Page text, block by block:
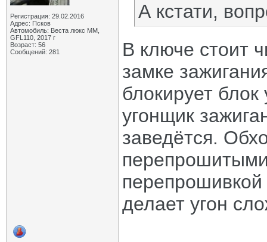
Регистрация: 29.02.2016
Адрес: Псков
Автомобиль: Веста люкс ММ,
GFL110, 2017 г
Возраст: 56
Сообщений: 281
А кстати,
В ключе стоит
замке
блокирует
угонщик
заведётся.
делает угон